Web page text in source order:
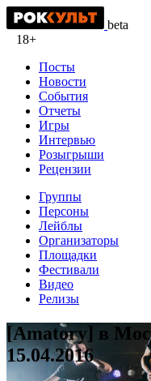
beta
18+
Посты
Новости
События
Отчеты
Игры
Интервью
Розыгрыши
Рецензии
Группы
Персоны
Лейблы
Организаторы
Площадки
Фестивали
Видео
Релизы
[Amatory] в
15.04.2016